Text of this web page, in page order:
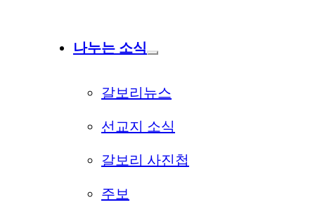
나누는 소식
갈보리뉴스
선교지 소식
갈보리 사진첩
주보